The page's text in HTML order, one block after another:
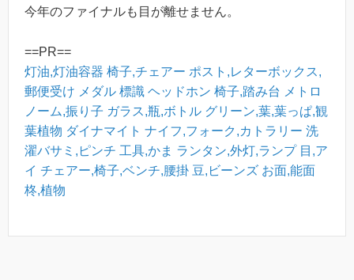
今年のファイナルも目が離せません。
==PR==
灯油,灯油容器 椅子,チェアー ポスト,レターボックス,
郵便受け メダル 標識 ヘッドホン 椅子,踏み台 メトロ
ノーム,振り子 ガラス,瓶,ボトル グリーン,葉,葉っぱ,観
葉植物 ダイナマイト ナイフ,フォーク,カトラリー 洗
濯バサミ,ピンチ 工具,かま ランタン,外灯,ランプ 目,ア
イ チェアー,椅子,ベンチ,腰掛 豆,ビーンズ お面,能面
柊,植物